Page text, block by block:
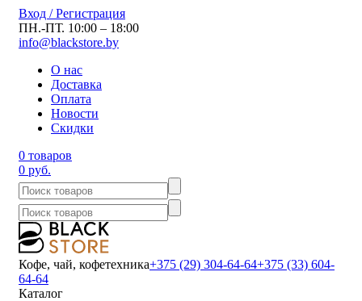
Вход / Регистрация
ПН.-ПТ. 10:00 – 18:00
info@blackstore.by
О нас
Доставка
Оплата
Новости
Скидки
0 товаров
0 руб.
Кофе, чай, кофетехника+375 (29) 304-64-64+375 (33) 604-
64-64
Каталог